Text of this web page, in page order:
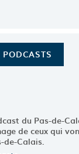
PODCASTS
du Pas-de-
de ceux qui
Calais.